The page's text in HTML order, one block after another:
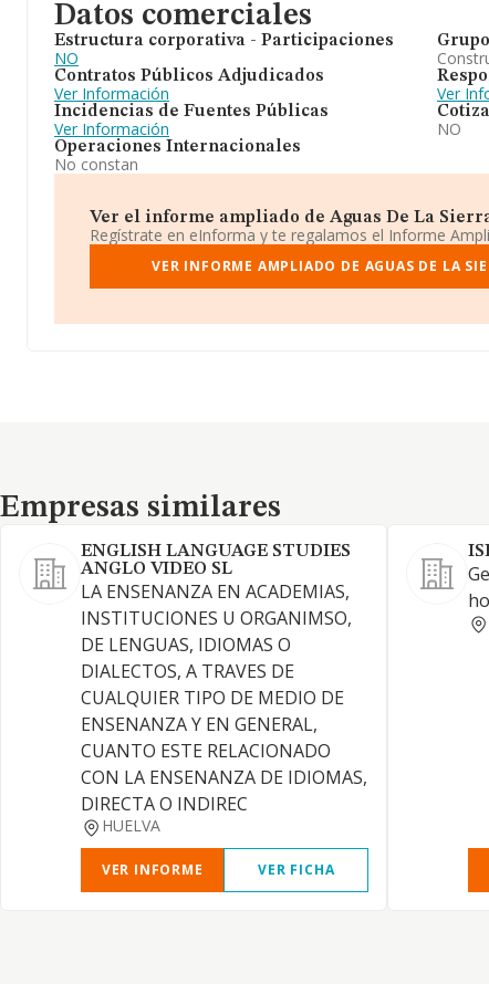
Datos comerciales
Estructura corporativa - Participaciones
NO
Contratos Públicos Adjudicados
Ver Información
Incidencias de Fuentes Públicas
Ver Información
Operaciones Internacionales
No constan
Ver
NO
Ver el informe ampliado de Aguas De La
Regístrate en eInforma y te regalamos el Informe
VER INFORME AMPLIADO DE AGUAS DE LA
Empresas similares
Empresas similares
ENGLISH LANGUAGE STUDIES
ANGLO VIDEO SL
LA ENSENANZA EN ACADEMIAS,
INSTITUCIONES U ORGANIMSO,
DE LENGUAS, IDIOMAS O
DIALECTOS, A TRAVES DE
CUALQUIER TIPO DE MEDIO DE
ENSENANZA Y EN GENERAL,
CUANTO ESTE RELACIONADO
CON LA ENSENANZA DE IDIOMAS,
DIRECTA O INDIREC
HUELVA
VER INFORME VER FICHA